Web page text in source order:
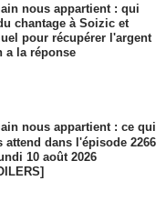
nous appartient : qui
chantage à Soizic et
pour récupérer l'argent
a la réponse
nous appartient : ce qui
attend dans l'épisode 2266
10 août 2026